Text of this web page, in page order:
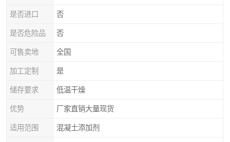
是否进口 否
是否危险品 否
可售卖地 全国
加工定制 是
储存要求 低温干燥
优势 厂家直销大量现货
适用范围 混凝土添加剂